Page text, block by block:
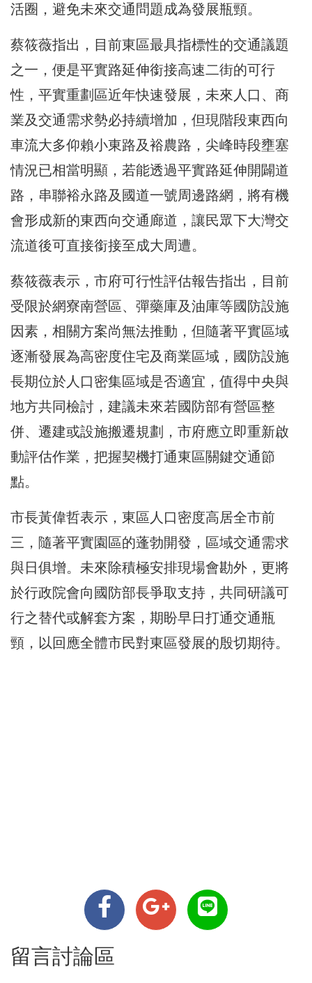
活圈，避免未來交通問題成為發展瓶頸。
蔡筱薇指出，目前東區最具指標性的交通議題
之一，便是平實路延伸銜接高速二街的可行
性，平實重劃區近年快速發展，未來人口、商
業及交通需求勢必持續增加，但現階段東西向
車流大多仰賴小東路及裕農路，尖峰時段壅塞
情況已相當明顯，若能透過平實路延伸開闢道
路，串聯裕永路及國道一號周邊路網，將有機
會形成新的東西向交通廊道，讓民眾下大灣交
流道後可直接銜接至成大周遭。
蔡筱薇表示，市府可行性評估報告指出，目前
受限於網寮南營區、彈藥庫及油庫等國防設施
因素，相關方案尚無法推動，但隨著平實區域
逐漸發展為高密度住宅及商業區域，國防設施
長期位於人口密集區域是否適宜，值得中央與
地方共同檢討，建議未來若國防部有營區整
併、遷建或設施搬遷規劃，市府應立即重新啟
動評估作業，把握契機打通東區關鍵交通節
點。
市長黃偉哲表示，東區人口密度高居全市前
三，隨著平實園區的蓬勃開發，區域交通需求
與日俱增。未來除積極安排現場會勘外，更將
於行政院會向國防部長爭取支持，共同研議可
行之替代或解套方案，期盼早日打通交通瓶
頸，以回應全體市民對東區發展的殷切期待。
留言討論區